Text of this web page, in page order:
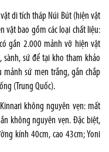
di tích tháp Núi Bút (hiện vật
vật bao gồm các loại chất liệu:
gần 2.000 mảnh vỡ hiện vật
sứ để tại kho tham khảo
mảnh sứ men trắng, gắn chắp
(Trung Quốc).
không nguyên vẹn: mất
không nguyên vẹn. Đặc biệt,
kính 40cm, cao 43cm; Yoni